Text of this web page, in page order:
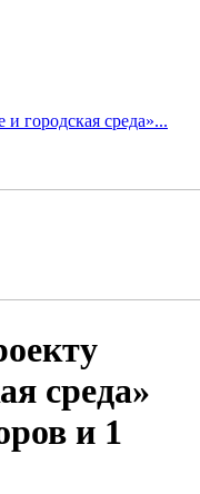
городская среда»...
среда»
и 1